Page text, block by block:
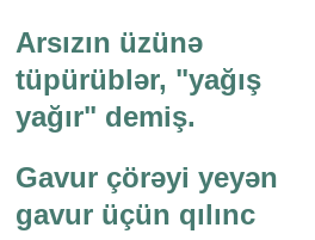
Arsızın üzünə
tüpürüblər, "yağış
yağır" demiş.
Gavur çörəyi yeyən
gavur üçün qılınc